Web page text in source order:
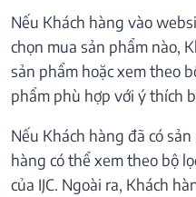
Nếu Khách hàng vào
chọn mua sản phẩm nào,
sản phẩm hoặc xem theo
phẩm phù hợp với ý thích
Nếu Khách hàng đã có
hàng có thể xem theo bộ
của IJC. Ngoài ra, Khách